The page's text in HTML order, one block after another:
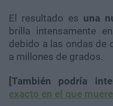
El resultado es una
brilla intensamente
debido a las ondas de
a millones de grados.
[También podría
exacto en el que